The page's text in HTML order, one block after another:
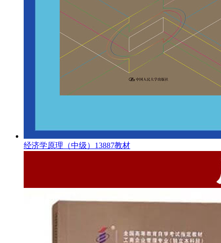
经济学原理（中级）13887教材